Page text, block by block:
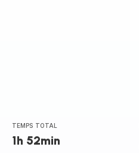
TEMPS TOTAL
1h 52min